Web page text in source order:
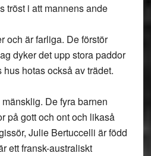
tröst i att mannens ande
och är farliga. De förstör
dyker det upp stora paddor
hotas också av trädet.
De fyra barnen
på gott och ont och likaså
Julie Bertuccelli är född
ett fransk-australiskt